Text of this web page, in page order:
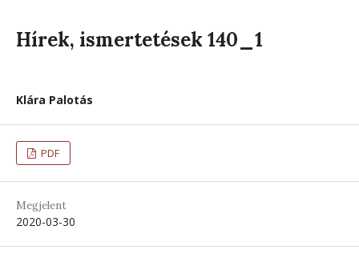
Hírek, ismertetések 140_1
Klára Palotás
PDF
Megjelent
2020-03-30